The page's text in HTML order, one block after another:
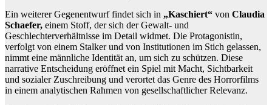
Ein weiterer Gegenentwurf findet sich in „Kaschiert“ von Claudia
Schaefer, einem Stoff, der sich der Gewalt- und
Geschlechterverhältnisse im Detail widmet. Die Protagonistin,
verfolgt von einem Stalker und von Institutionen im Stich gelassen,
nimmt eine männliche Identität an, um sich zu schützen. Diese
narrative Entscheidung eröffnet ein Spiel mit Macht, Sichtbarkeit
und sozialer Zuschreibung und verortet das Genre des Horrorfilms
in einem analytischen Rahmen von gesellschaftlicher Relevanz.